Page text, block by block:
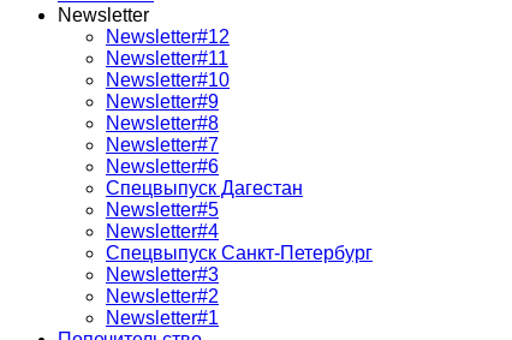
Newsletter
Newsletter#12
Newsletter#11
Newsletter#10
Newsletter#9
Newsletter#8
Newsletter#7
Newsletter#6
Спецвыпуск Дагестан
Newsletter#5
Newsletter#4
Спецвыпуск Санкт-Петербург
Newsletter#3
Newsletter#2
Newsletter#1